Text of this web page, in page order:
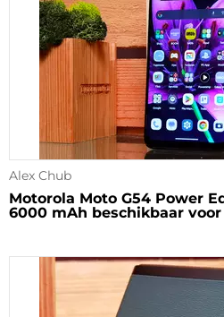
Alex Chub
Motorola Moto G54 Power
6000 mAh beschikbaar